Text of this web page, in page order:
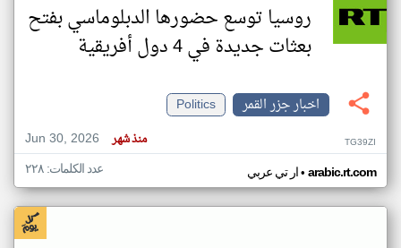
روسيا توسع حضورها الدبلوماسي بفتح
بعثات جديدة في 4 دول أفريقية
اخبار جزر القمر
Politics
Jun 30, 2026
منذ شهر TG39ZI
ار تي عربي• arabic.rt.com عدد الكلمات: ٢٢٨